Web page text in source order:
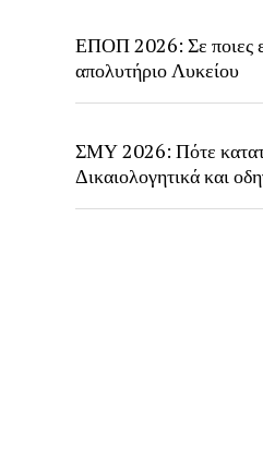
ΕΠΟΠ 2026: Σε ποιες
απολυτήριο Λυκείου
ΣΜΥ 2026: Πότε
Δικαιολογητικά και